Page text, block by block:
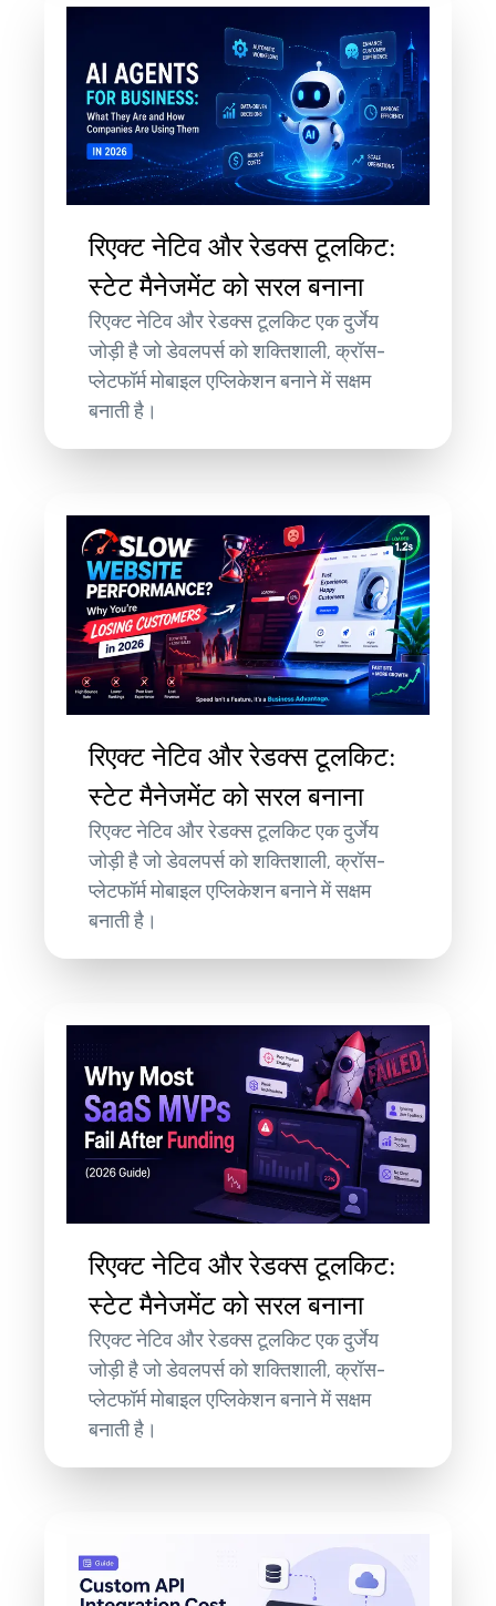
रिएक्ट नेटिव और रेडक्स टूलकिट:
स्टेट मैनेजमेंट को सरल बनाना
रिएक्ट नेटिव और रेडक्स टूलकिट एक दुर्जेय
जोड़ी है जो डेवलपर्स को शक्तिशाली, क्रॉस-
प्लेटफॉर्म मोबाइल एप्लिकेशन बनाने में सक्षम
बनाती है।
रिएक्ट नेटिव और रेडक्स टूलकिट:
स्टेट मैनेजमेंट को सरल बनाना
रिएक्ट नेटिव और रेडक्स टूलकिट एक दुर्जेय
जोड़ी है जो डेवलपर्स को शक्तिशाली, क्रॉस-
प्लेटफॉर्म मोबाइल एप्लिकेशन बनाने में सक्षम
बनाती है।
रिएक्ट नेटिव और रेडक्स टूलकिट:
स्टेट मैनेजमेंट को सरल बनाना
रिएक्ट नेटिव और रेडक्स टूलकिट एक दुर्जेय
जोड़ी है जो डेवलपर्स को शक्तिशाली, क्रॉस-
प्लेटफॉर्म मोबाइल एप्लिकेशन बनाने में सक्षम
बनाती है।